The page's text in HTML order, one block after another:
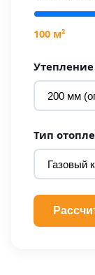
100 м²
Утепление
Тип